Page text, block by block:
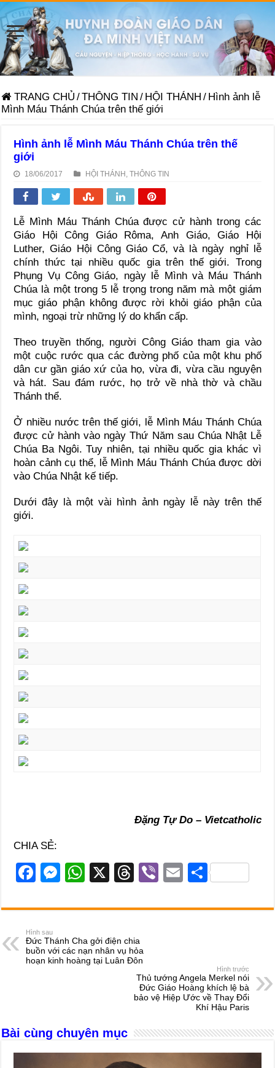
TRANG CHỦ /THÔNG TIN / HỘI THÁNH / Hình ảnh lễ
Mình Máu Thánh Chúa trên thế giới
Hình ảnh lễ Mình Máu Thánh Chúa trên thế
giới
18/06/2017 HỘI THÁNH ,THÔNG TIN
Lễ Mình Máu Thánh Chúa được cử hành trong các
Giáo Hội Công Giáo Rôma, Anh Giáo, Giáo Hội
Luther, Giáo Hội Công Giáo Cổ, và là ngày nghỉ lễ
chính thức tại nhiều quốc gia trên thế giới. Trong
Phụng Vụ Công Giáo, ngày lễ Mình và Máu Thánh
Chúa là một trong 5 lễ trọng trong năm mà một giám
mục giáo phận không được rời khỏi giáo phận của
mình, ngoại trừ những lý do khẩn cấp.
Theo truyền thống, người Công Giáo tham gia vào
một cuộc rước qua các đường phố của một khu phố
dân cư gần giáo xứ của họ, vừa đi, vừa cầu nguyện
và hát. Sau đám rước, họ trở về nhà thờ và chầu
Thánh thể.
Ở nhiều nước trên thế giới, lễ Mình Máu Thánh Chúa
được cử hành vào ngày Thứ Năm sau Chúa Nhật Lễ
Chúa Ba Ngôi. Tuy nhiên, tại nhiều quốc gia khác vì
hoàn cảnh cụ thể, lễ Mình Máu Thánh Chúa được dời
vào Chúa Nhật kế tiếp.
Dưới đây là một vài hình ảnh ngày lễ này trên thế
giới.
Đặng Tự Do – Vietcatholic
CHIA SẺ:
F
c
e
b
o
M
ss
n
g
W
at
A
p
X
T
e
d
s
Vi
er
E
ail
S
ar
Hình sau
Đức Thánh Cha gởi điện chia
buồn với các nạn nhân vụ hỏa
hoạn kinh hoàng tại Luân Đôn
Hình trước
Thủ tướng Angela Merkel nói
Đức Giáo Hoàng khích lệ bà
bảo vệ Hiệp Ước về Thay Đổi
Khí Hậu Paris
Bài cùng chuyên mục